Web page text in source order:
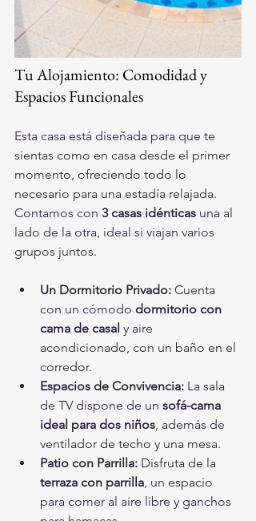
Tu Alojamiento: Comodidad y
Espacios Funcionales
Esta casa está diseñada para que te
sientas como en casa desde el primer
momento, ofreciendo todo lo
necesario para una estadía relajada.
Contamos con 3 casas idénticas una al
lado de la otra, ideal si viajan varios
grupos juntos.
Un Dormitorio Privado: Cuenta
con un cómodo dormitorio con
cama de casal y aire
acondicionado, con un baño en el
corredor.
Espacios de Convivencia: La sala
de TV dispone de un sofá-cama
ideal para dos niños, además de
ventilador de techo y una mesa.
Patio con Parrilla: Disfruta de la
terraza con parrilla, un espacio
para comer al aire libre y ganchos